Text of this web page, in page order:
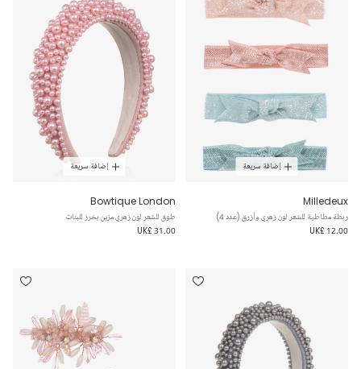
إضافة سريعة
Milledeux
ربطة مطاطية للشعر لون زهري وأزرق (عدد 4)
UK£ 12.00
إضافة سريعة
Bowtique London
طوق للشعر لون زهري مزين بخرز للبنات
UK£ 31.00